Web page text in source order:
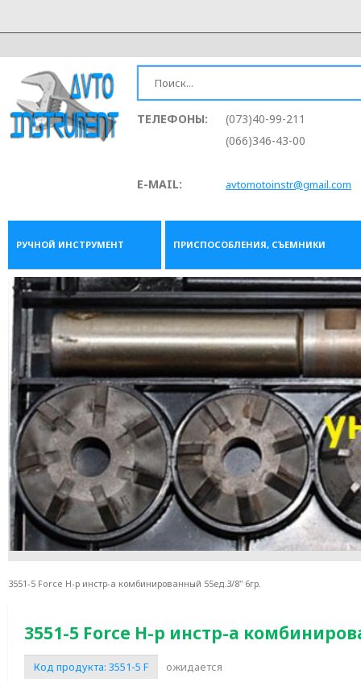
ТЕЛЕФОНЫ:
(073)40-99-211
(066)346-43-00
E-MAIL: avtomotoinstr@gmail.com
РУЧНОЙ ИНСТРУМЕНТ ПРИСПОСОБЛЕНИЯ, СЪЕМНИКИ
3551-5 Force Н-р инстр-а комбинированный 55ед.3/8" 6гр.
3551-5 Force Н-р инстр-а
Код продукта: 3551-5 F ожидается